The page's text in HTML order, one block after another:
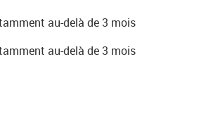
au-delà de 3 mois
au-delà de 3 mois